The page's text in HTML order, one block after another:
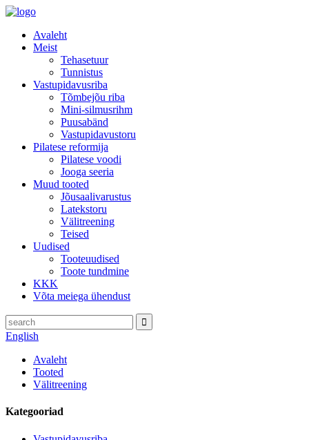
Avaleht
Meist
Tehasetuur
Tunnistus
Vastupidavusriba
Tõmbejõu riba
Mini-silmusrihm
Puusabänd
Vastupidavustoru
Pilatese reformija
Pilatese voodi
Jooga seeria
Muud tooted
Jõusaalivarustus
Latekstoru
Välitreening
Teised
Uudised
Tooteuudised
Toote tundmine
KKK
Võta meiega ühendust
English
Avaleht
Tooted
Välitreening
Kategooriad